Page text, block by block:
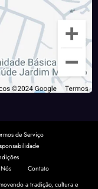
de Serviço
Contato
a tradição, cultura e